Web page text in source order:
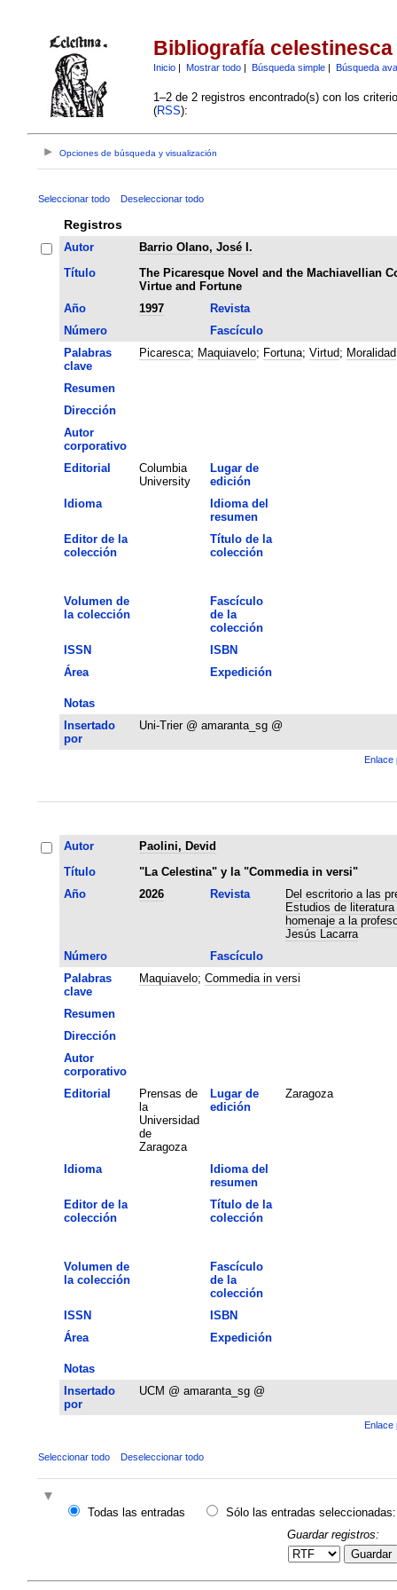
Bibliografía celestinesca
Inicio| Mostrar todo| Búsqueda simple| Búsqueda
1–2 de 2 registros encontrado(s) con los
(RSS):
Opciones de búsqueda y visualización
Seleccionar todo Deseleccionar todo
Registros
Autor
Barrio Olano, José I.
Título
The Picaresque Novel and the Machiavellian
Virtue and Fortune
Año
1997
Revista
Número
Fascículo
Palabras
clave
Picaresca; Maquiavelo; Fortuna; Virtud; Moralidad
Resumen
Dirección
Autor
corporativo
Editorial
Columbia
University
Lugar de
edición
Idioma
Idioma del
resumen
Editor de la
colección
Título de la
colección
Volumen de
la colección
Fascículo
de la
colección
ISSN
ISBN
Área
Expedición
Notas
Insertado
por
Uni-Trier @ amaranta_sg @
Enlace
Autor
Paolini, Devid
Título
"La Celestina" y la "Commedia in versi"
Año
2026 Revista
Del escritorio a las
Estudios de
homenaje a la
Jesús Lacarra
Número
Fascículo
Palabras
clave
Maquiavelo; Commedia in versi
Resumen
Dirección
Autor
corporativo
Editorial
Prensas de
la
Universidad
de
Zaragoza
Lugar de
edición
Zaragoza
Idioma
Idioma del
resumen
Editor de la
colección
Título de la
colección
Volumen de
la colección
Fascículo
de la
colección
ISSN
ISBN
Área
Expedición
Notas
Insertado
por
UCM @ amaranta_sg @
Enlace
Seleccionar todo Deseleccionar todo
Todas las entradas
Sólo las entradas seleccionadas:
Guardar registros:
Guardar